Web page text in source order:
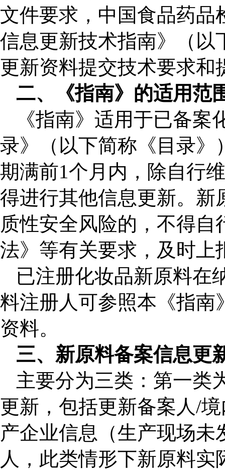
文件要求，中国食品药品
信息更新技术指南》（以
更新资料提交技术要求和
二、《指南》的适用范
《指南》适用于已备
录》（以下简称《目录》
期满前1个月内，除自行
得进行其他信息更新。新
质性安全风险的，不得
法》等有关要求，及时上
已注册化妆品新原料在
料注册人可参照本《指南
资料。
三、新原料备案信息更
主要分为三类：第一类
更新，包括更新备案人/
产企业信息（生产现场
人，此类情形下新原料